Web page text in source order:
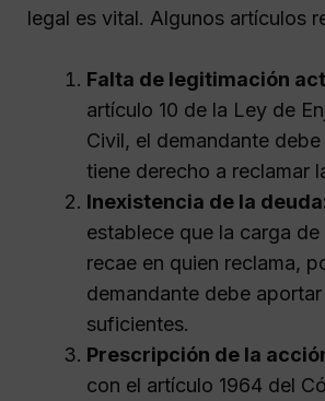
legal es vital. Algunos artículos
Falta de legitimación
artículo 10 de la Ley de
Civil, el demandante
tiene derecho a reclamar
Inexistencia de la
establece que la carga de
recae en quien reclama,
demandante debe
suficientes.
Prescripción de la
con el artículo 1964 del